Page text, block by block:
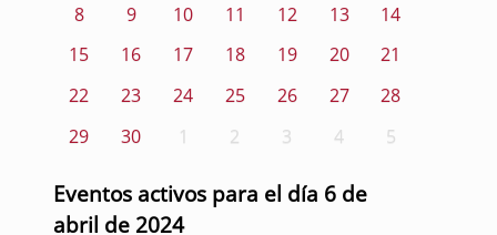
8
9 10 11 12 13
14
15
16 17 18 19 20
21
22
23 24 25 26 27
28
29
30 1 2 3 4 5
Eventos activos para el día 6 de
abril de 2024